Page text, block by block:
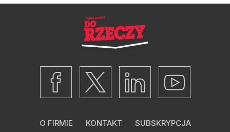
O FIRMIE KONTAKT
SUBSKRYPCJA